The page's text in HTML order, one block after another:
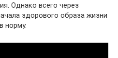
Однако всего через
здорового образа жизни
норму.